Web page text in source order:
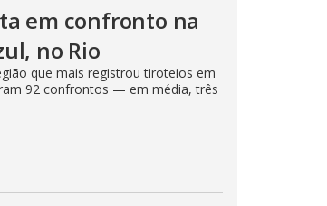
em confronto na
no Rio
que mais registrou tiroteios em
92 confrontos — em média, três